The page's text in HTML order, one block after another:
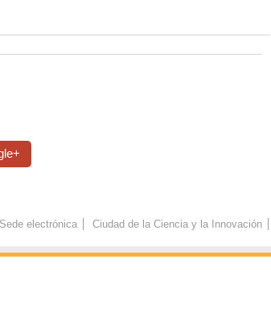
Sede electrónica Ciudad de la Ciencia y la Innovación